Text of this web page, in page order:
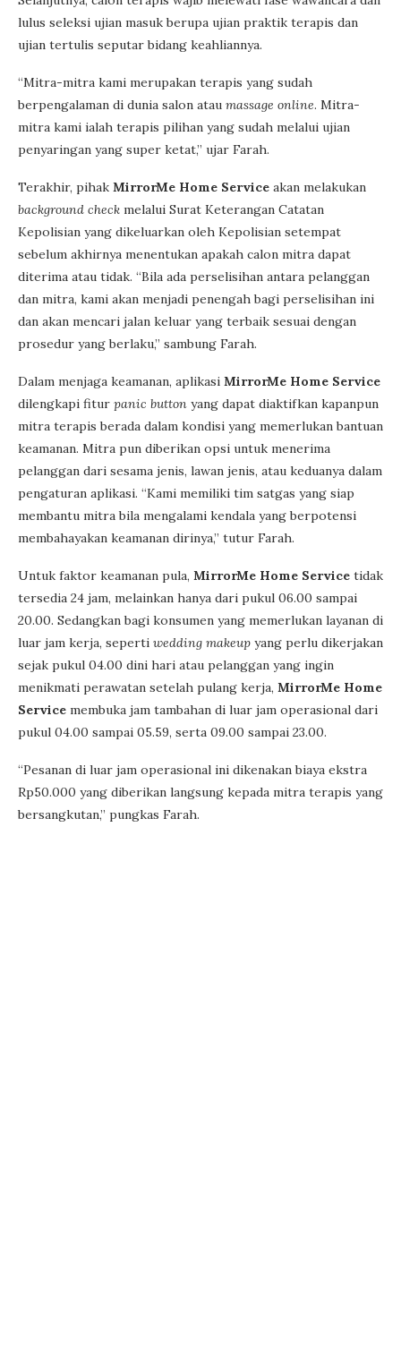
lulus seleksi ujian masuk berupa ujian praktik terapis dan
ujian tertulis seputar bidang keahliannya.
“Mitra-mitra kami merupakan terapis yang sudah
berpengalaman di dunia salon atau massage online. Mitra-
mitra kami ialah terapis pilihan yang sudah melalui ujian
penyaringan yang super ketat,” ujar Farah.
Terakhir, pihak MirrorMe Home Service akan melakukan
background check melalui Surat Keterangan Catatan
Kepolisian yang dikeluarkan oleh Kepolisian setempat
sebelum akhirnya menentukan apakah calon mitra dapat
diterima atau tidak. “Bila ada perselisihan antara pelanggan
dan mitra, kami akan menjadi penengah bagi perselisihan ini
dan akan mencari jalan keluar yang terbaik sesuai dengan
prosedur yang berlaku,” sambung Farah.
Dalam menjaga keamanan, aplikasi MirrorMe Home Service
dilengkapi fitur panic button yang dapat diaktifkan kapanpun
mitra terapis berada dalam kondisi yang memerlukan bantuan
keamanan. Mitra pun diberikan opsi untuk menerima
pelanggan dari sesama jenis, lawan jenis, atau keduanya dalam
pengaturan aplikasi. “Kami memiliki tim satgas yang siap
membantu mitra bila mengalami kendala yang berpotensi
membahayakan keamanan dirinya,” tutur Farah.
Untuk faktor keamanan pula, MirrorMe Home Service tidak
tersedia 24 jam, melainkan hanya dari pukul 06.00 sampai
20.00. Sedangkan bagi konsumen yang memerlukan layanan di
luar jam kerja, seperti wedding makeup yang perlu dikerjakan
sejak pukul 04.00 dini hari atau pelanggan yang ingin
menikmati perawatan setelah pulang kerja, MirrorMe Home
Service membuka jam tambahan di luar jam operasional dari
pukul 04.00 sampai 05.59, serta 09.00 sampai 23.00.
“Pesanan di luar jam operasional ini dikenakan biaya ekstra
Rp50.000 yang diberikan langsung kepada mitra terapis yang
bersangkutan,” pungkas Farah.